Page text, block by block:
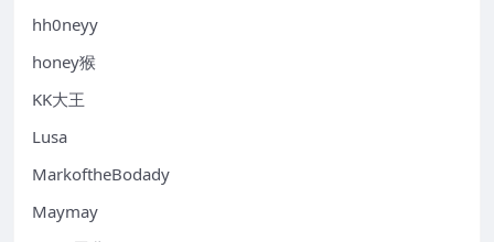
hh0neyy
honey猴
KK大王
Lusa
MarkoftheBodady
Maymay